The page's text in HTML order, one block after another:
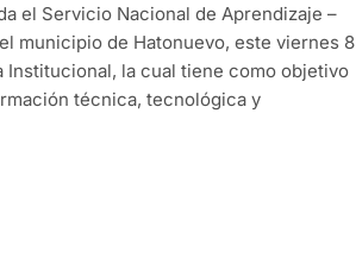
el Servicio Nacional de Aprendizaje –
municipio de Hatonuevo, este viernes 8
Institucional, la cual tiene como objetivo
técnica, tecnológica y